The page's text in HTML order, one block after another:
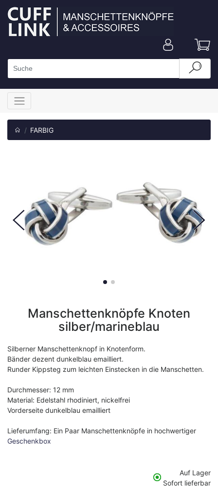
FARBIG
Manschettenknöpfe Knoten
silber/marineblau
Silberner Manschettenknopf in Knotenform.
Bänder dezent dunkelblau emailliert.
Runder Kippsteg zum leichten Einstecken in die Manschetten.
Durchmesser: 12 mm
Material: Edelstahl rhodiniert, nickelfrei
Vorderseite dunkelblau emailliert
Lieferumfang: Ein Paar Manschettenknöpfe in hochwertiger
Geschenkbox
Auf Lager
Sofort lieferbar